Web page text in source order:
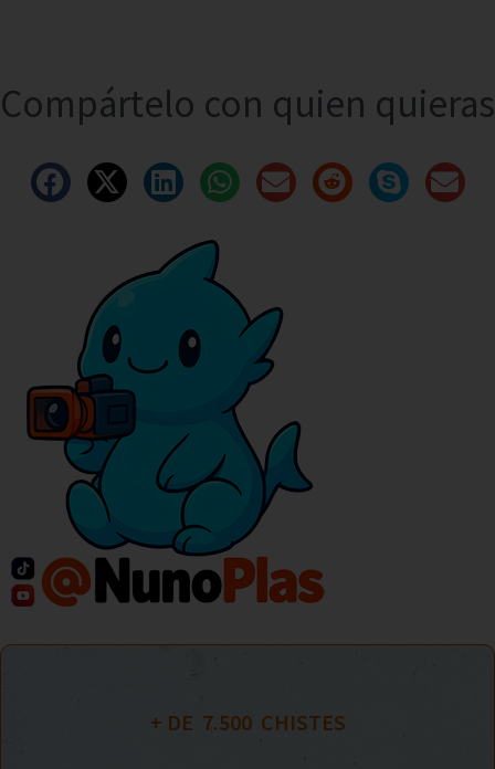
Compártelo con quien quieras
+ DE 7.500
  CHISTES